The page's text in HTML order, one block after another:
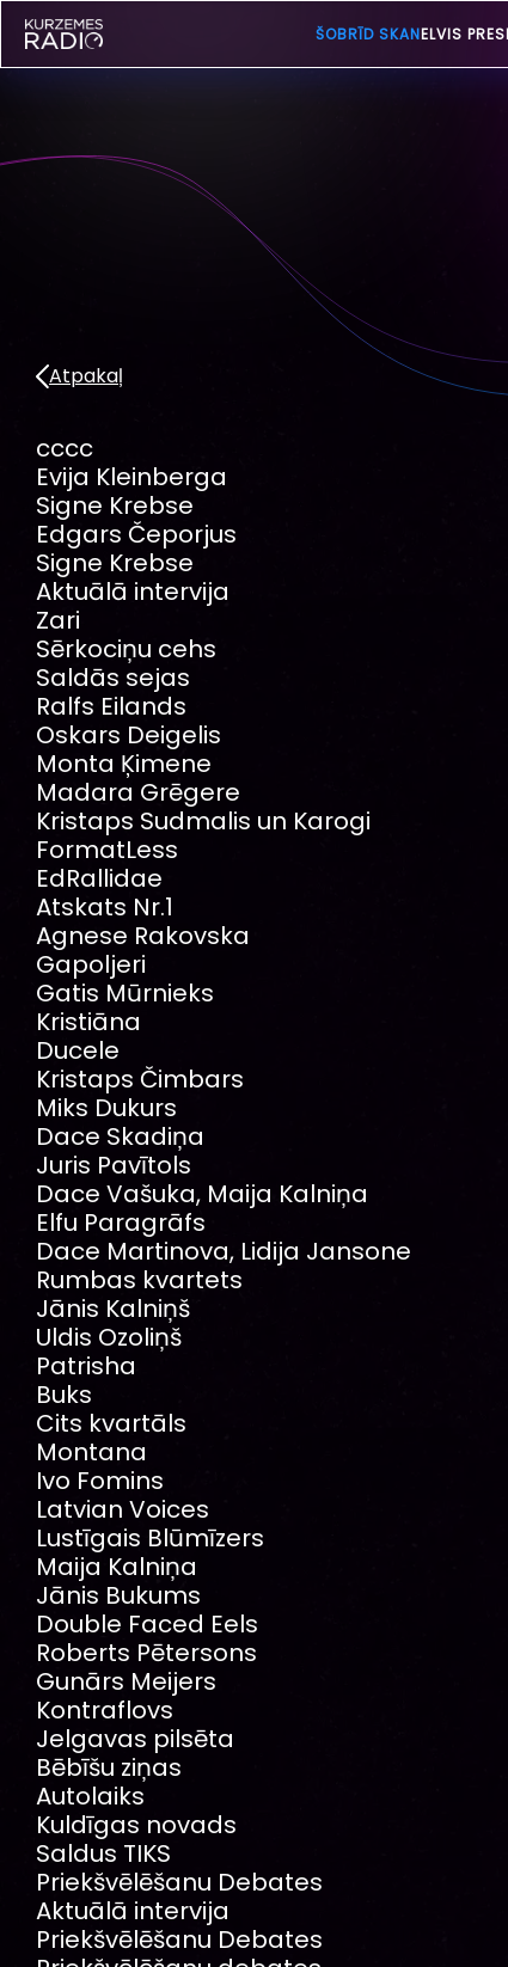
ŠOBRĪD SKANELVIS
Atpakaļ
cccc
Evija Kleinberga
Signe Krebse
Edgars Čeporjus
Signe Krebse
Aktuālā intervija
Zari
Sērkociņu cehs
Saldās sejas
Ralfs Eilands
Oskars Deigelis
Monta Ķimene
Madara Grēgere
Kristaps Sudmalis un Karogi
FormatLess
EdRallidae
Atskats Nr.1
Agnese Rakovska
Gapoljeri
Gatis Mūrnieks
Kristiāna
Ducele
Kristaps Čimbars
Miks Dukurs
Dace Skadiņa
Juris Pavītols
Dace Vašuka, Maija Kalniņa
Elfu Paragrāfs
Dace Martinova, Lidija Jansone
Rumbas kvartets
Jānis Kalniņš
Uldis Ozoliņš
Patrisha
Buks
Cits kvartāls
Montana
Ivo Fomins
Latvian Voices
Lustīgais Blūmīzers
Maija Kalniņa
Jānis Bukums
Double Faced Eels
Roberts Pētersons
Gunārs Meijers
Kontraflovs
Jelgavas pilsēta
Bēbīšu ziņas
Autolaiks
Kuldīgas novads
Saldus TIKS
Priekšvēlēšanu Debates
Aktuālā intervija
Priekšvēlēšanu Debates